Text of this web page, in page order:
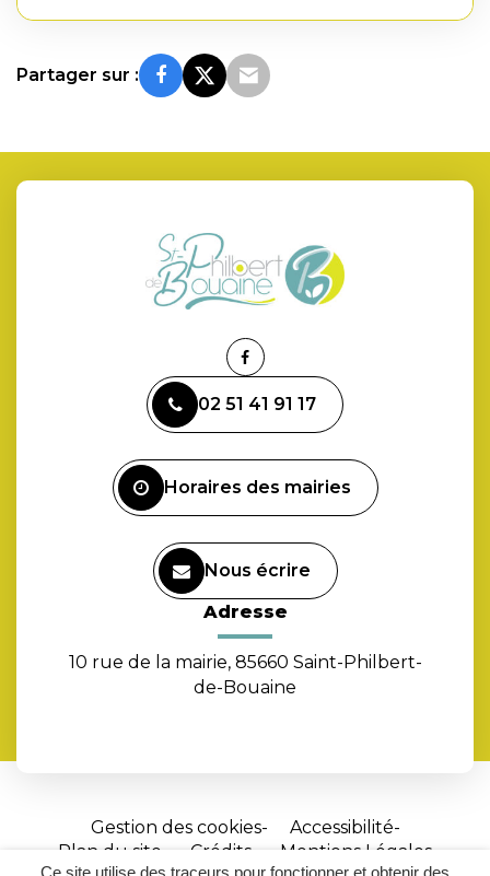
Ce site utilise des traceurs pour fonctionner et obtenir des
Partager sur :
Lien
le
compte
02 51 41 91 17
Horaires des mairies
Nous écrire
Adresse
10 rue de la mairie, 85660 Saint-Philbert-
de-Bouaine
Gestion des cookies
Accessibilité
Plan du site
Crédits Mentions Légales